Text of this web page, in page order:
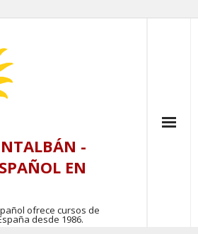
-
EN
ofrece cursos de
desde 1986.